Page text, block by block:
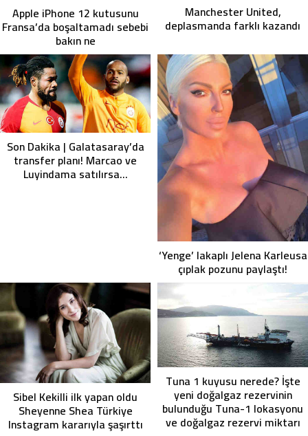
Apple iPhone 12 kutusunu
Fransa’da boşaltamadı sebebi
bakın ne
Manchester United,
deplasmanda farklı kazandı
Son Dakika | Galatasaray’da
transfer planı! Marcao ve
Luyindama satılırsa…
‘Yenge’ lakaplı Jelena Karleusa
çıplak pozunu paylaştı!
Sibel Kekilli ilk yapan oldu
Sheyenne Shea Türkiye
Instagram kararıyla şaşırttı
Tuna 1 kuyusu nerede? İşte
yeni doğalgaz rezervinin
bulunduğu Tuna-1 lokasyonu
ve doğalgaz rezervi miktarı